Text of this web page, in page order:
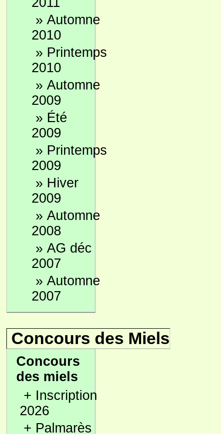
» Automne
2010
» Printemps
2010
» Automne
2009
» Été
2009
» Printemps
2009
» Hiver
2009
» Automne
2008
» AG déc
2007
» Automne
2007
Concours des Miels
Concours
des miels
+ Inscription
2026
+ Palmarès